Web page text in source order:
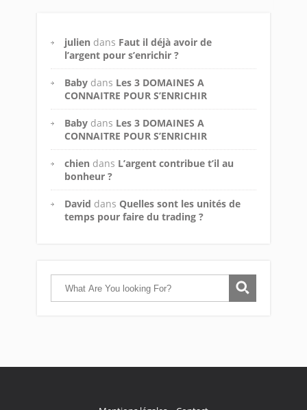
julien dans Faut il déjà avoir de
l’argent pour s’enrichir ?
Baby dans Les 3 DOMAINES A
CONNAITRE POUR S’ENRICHIR
Baby dans Les 3 DOMAINES A
CONNAITRE POUR S’ENRICHIR
chien dans L’argent contribue t’il au
bonheur ?
David dans Quelles sont les unités de
temps pour faire du trading ?